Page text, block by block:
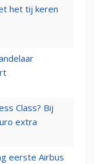
het tij keren
Class? Bij
extra
eerste Airbus